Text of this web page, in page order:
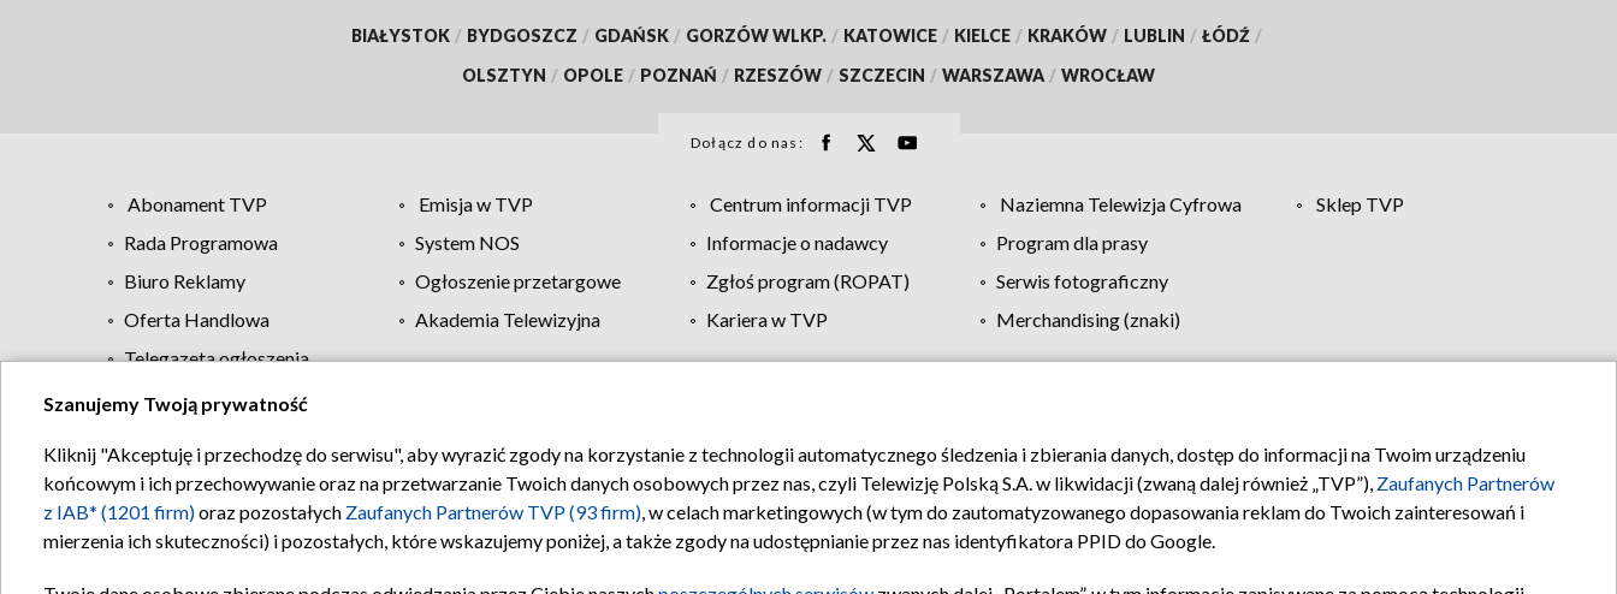
BIAŁYSTOK / BYDGOSZCZ / GDAŃSK / GORZÓW WLKP. / KATOWICE / KIELCE / KRAKÓW / LUBLIN / ŁÓDŹ /
OLSZTYN / OPOLE / POZNAŃ / RZESZÓW / SZCZECIN / WARSZAWA / WROCŁAW
Dołącz do nas:
Abonament TVP Emisja w TVP Centrum informacji TVP Naziemna Telewizja Cyfrowa
Sklep TVP
Rada Programowa
System NOS Informacje o nadawcy
Program dla prasy
Biuro Reklamy
Ogłoszenie przetargowe Zgłoś program (ROPAT)
Serwis fotograficzny
Oferta Handlowa
Akademia Telewizyjna Kariera w TVP
Merchandising (znaki)
Telegazeta ogłoszenia
Regulamin TVP Polityka prywatności Moje zgody Pomoc Biuro reklamy Kontakt
Szanujemy Twoją prywatność
Kliknij "Akceptuję i przechodzę do serwisu", aby wyrazić zgody na korzystanie z technologii automatycznego śledzenia i zbierania danych, dostęp do informacji na Twoim urządzeniu
końcowym i ich przechowywanie oraz na przetwarzanie Twoich danych osobowych przez nas, czyli Telewizję Polską S.A. w likwidacji (zwaną dalej również „TVP”), Zaufanych Partnerów
z IAB* (1201 firm)oraz pozostałych Zaufanych Partnerów TVP (93 firm), w celach marketingowych (w tym do zautomatyzowanego dopasowania reklam do Twoich zainteresowań i
mierzenia ich skuteczności) i pozostałych, które wskazujemy poniżej, a także zgody na udostępnianie przez nas identyfikatora PPID do Google.